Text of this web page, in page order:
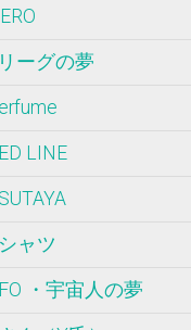
ーグの夢
LINE
ャツ
・宇宙人の夢